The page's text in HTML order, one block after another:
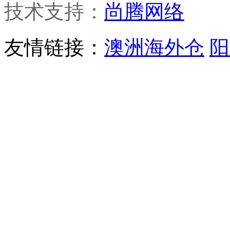
技术支持： 尚腾网络
友情链接： 澳洲海外仓